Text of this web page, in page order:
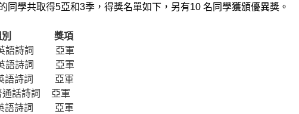
同學共取得5亞和3季，得獎名單如下，另有10 名同學獲頒優異獎。
別 獎項
詩詞 亞軍
詩詞 亞軍
詩詞 亞軍
話詩詞 亞軍
詩詞 亞軍